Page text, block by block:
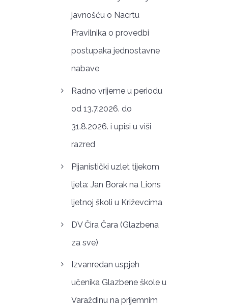
javnošću o Nacrtu
Pravilnika o provedbi
postupaka jednostavne
nabave
Radno vrijeme u periodu
od 13.7.2026. do
31.8.2026. i upisi u viši
razred
Pijanistički uzlet tijekom
ljeta: Jan Borak na Lions
ljetnoj školi u Križevcima
DV Čira Čara (Glazbena
za sve)
Izvanredan uspjeh
učenika Glazbene škole u
Varaždinu na prijemnim